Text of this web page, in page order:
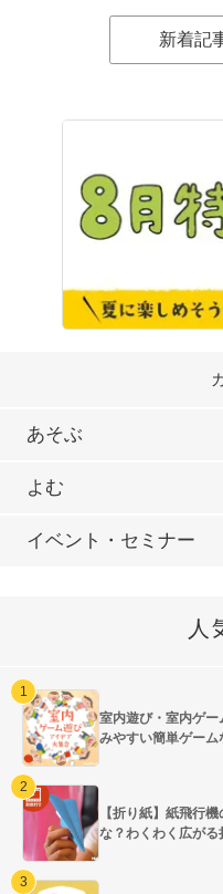
新着記
あそぶ
よむ
イベント・セミナー
人
室内遊び・室内ゲ
みやすい簡単ゲー
【折り紙】紙飛行
な？わくわく広がる